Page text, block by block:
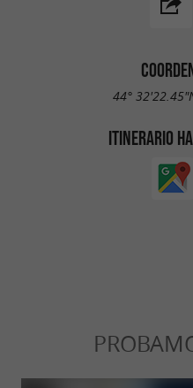
44°
ITINERARIO